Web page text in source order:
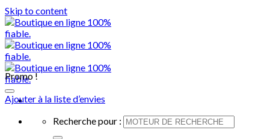
Skip to content
Recherche pour :
Promo !
Ajouter à la liste d’envies